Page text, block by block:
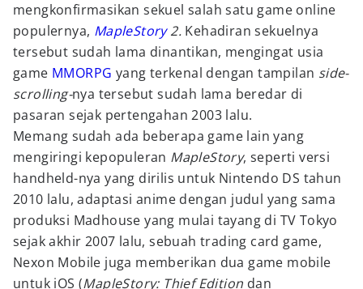
mengkonfirmasikan sekuel salah satu game online
populernya, MapleStory2. Kehadiran sekuelnya
tersebut sudah lama dinantikan, mengingat usia
game MMORPG yang terkenal dengan tampilan side-
scrolling-nya tersebut sudah lama beredar di
pasaran sejak pertengahan 2003 lalu.
Memang sudah ada beberapa game lain yang
mengiringi kepopuleran MapleStory, seperti versi
handheld-nya yang dirilis untuk Nintendo DS tahun
2010 lalu, adaptasi anime dengan judul yang sama
produksi Madhouse yang mulai tayang di TV Tokyo
sejak akhir 2007 lalu, sebuah trading card game,
Nexon Mobile juga memberikan dua game mobile
untuk iOS (MapleStory: Thief Edition dan